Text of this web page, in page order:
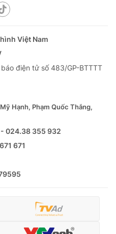
Việt Nam
điện tử số 483/GP-BTTTT
Hạnh, Phạm Quốc Thắng,
024.38 355 932
671